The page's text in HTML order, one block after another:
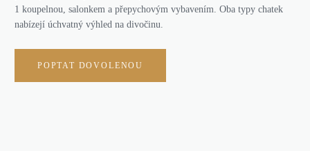
1 koupelnou, salonkem a přepychovým vybavením. Oba typy chatek
nabízejí úchvatný výhled na divočinu.
POPTAT DOVOLENOU